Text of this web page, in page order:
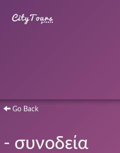
Go Back
- συνοδεία